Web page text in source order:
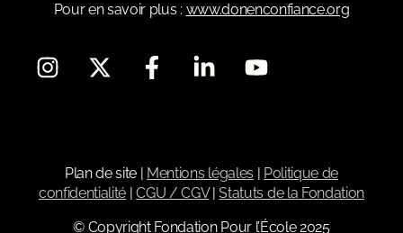
Pour en savoir plus : www.donenconfiance.org
Plan de site | Mentions légales | Politique de
confidentialité |CGU / CGV|Statuts de la Fondation
© Copyright Fondation Pour l’École 2025